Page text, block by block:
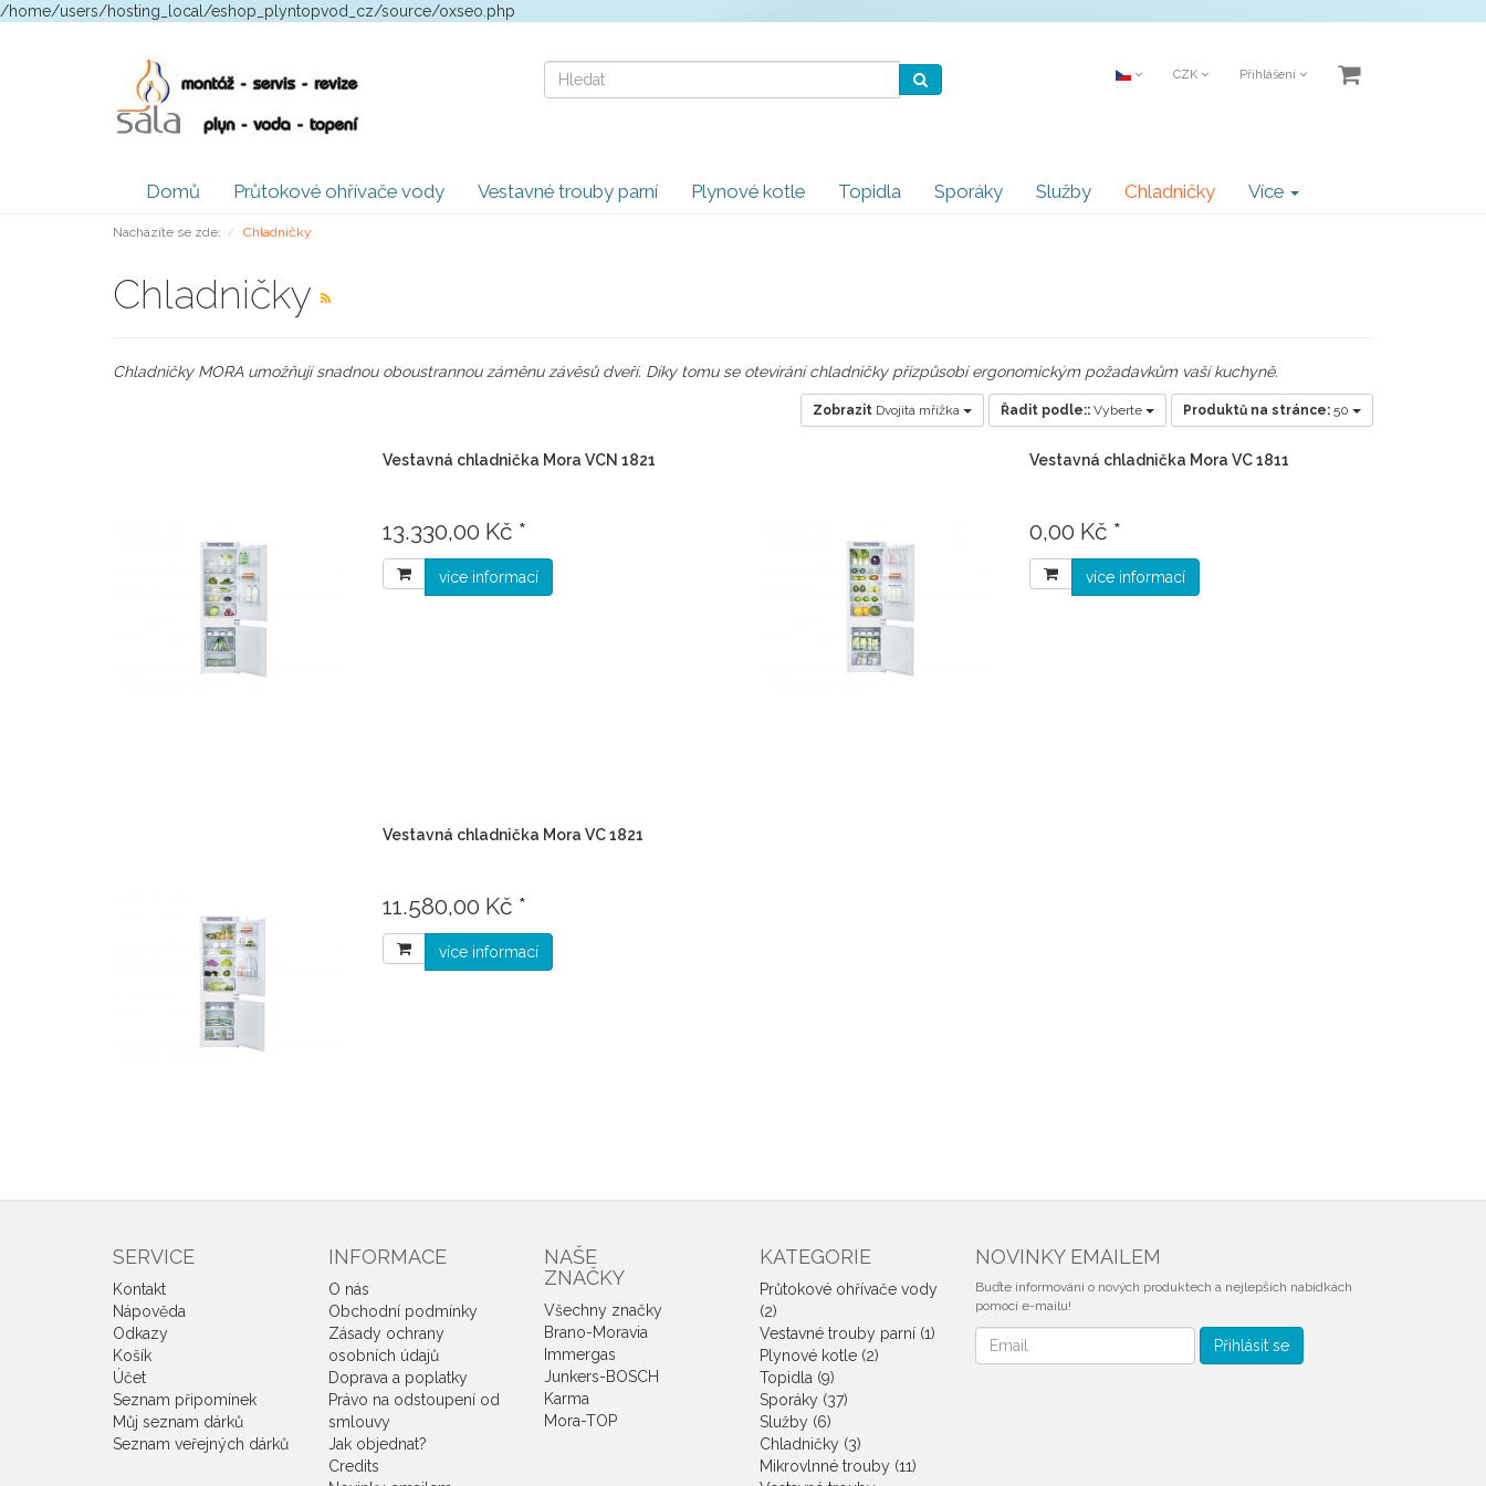
/home/users/hosting_local/eshop_plyntopvod_cz/source/oxseo.php
CZK Přihlášení
Domů Průtokové ohřívače vody Vestavné trouby parní Plynové kotle Topidla Sporáky Služby Chladničky Více
Nacházíte se zde: Chladničky
Chladničky
Chladničky MORA umožňují snadnou oboustrannou záměnu závěsů dveří. Díky tomu se otevírání chladničky přizpůsobí ergonomickým požadavkům vaší kuchyně.
Zobrazit Dvojitá mřížka Řadit podle:: Vyberte Produktů na stránce: 50
Vestavná chladnička Mora VCN 1821
13.330,00 Kč *
více informací
Vestavná chladnička Mora VC 1811
0,00 Kč *
více informací
Vestavná chladnička Mora VC 1821
11.580,00 Kč *
více informací
SERVICE
Kontakt
Nápověda
Odkazy
Košík
Účet
Seznam připomínek
Můj seznam dárků
Seznam veřejných dárků
INFORMACE
O nás
Obchodní podmínky
Zásady ochrany
osobních údajů
Doprava a poplatky
Právo na odstoupení od
smlouvy
Jak objednat?
Credits
NAŠE
ZNAČKY
Všechny značky
Brano-Moravia
Immergas
Junkers-BOSCH
Karma
Mora-TOP
KATEGORIE
Průtokové ohřívače vody
(2)
Vestavné trouby parní (1)
Plynové kotle (2)
Topidla (9)
Sporáky (37)
Služby (6)
Chladničky (3)
Mikrovlnné trouby (11)
NOVINKY EMAILEM
Buďte informováni o nových produktech a nejlepších nabídkách
pomocí e-mailu!
Novinky
emailem
Přihlásit se